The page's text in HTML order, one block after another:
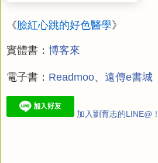
《臉紅心跳的好色醫學》
實體書： 博客來
電子書： Readmoo、 遠傳e書城
加入劉育志的LINE@！